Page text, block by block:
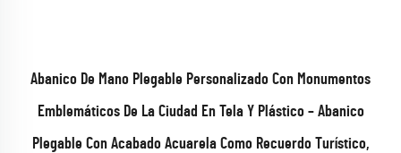
Abanico De Mano Plegable Personalizado Con Monumentos
Emblemáticos De La Ciudad En Tela Y Plástico – Abanico
Plegable Con Acabado Acuarela Como Recuerdo Turístico,